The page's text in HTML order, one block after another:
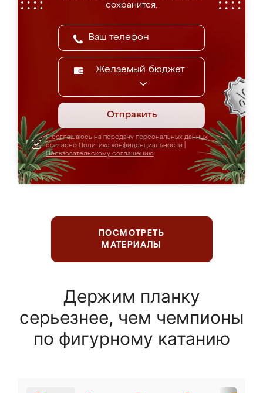
сохранится.
Желаемый бюджет
Отправить
Я соглашаюсь на передачу персональных данных
согласно Политике конфиденциальности
Пользовательскому соглашению
ПОСМОТРЕТЬ
МАТЕРИАЛЫ
Держим планку
серьезнее, чем чемпионы
по фигурному катанию